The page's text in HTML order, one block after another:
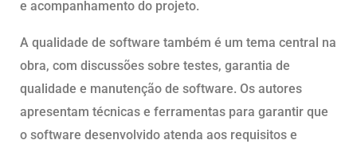
e acompanhamento do projeto.
A qualidade de software também é um tema central na
obra, com discussões sobre testes, garantia de
qualidade e manutenção de software. Os autores
apresentam técnicas e ferramentas para garantir que
o software desenvolvido atenda aos requisitos e